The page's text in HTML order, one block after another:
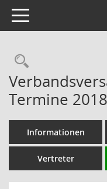
Toggle navigation
Termine 2018
Informationen
Vertreter